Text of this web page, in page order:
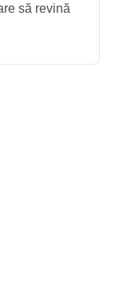
să revină